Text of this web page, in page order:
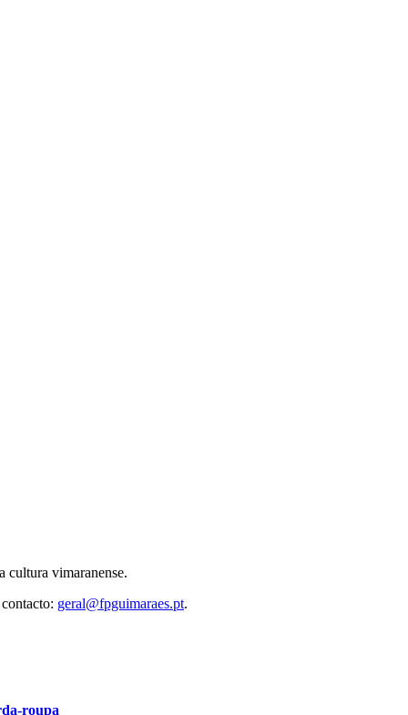
cultura vimaranense.
geral@fpguimaraes.pt.
roupa